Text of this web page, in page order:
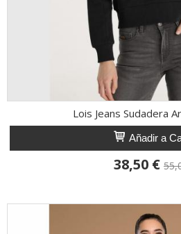
Lois Jeans Sudadera
Añadir a
38,50 €